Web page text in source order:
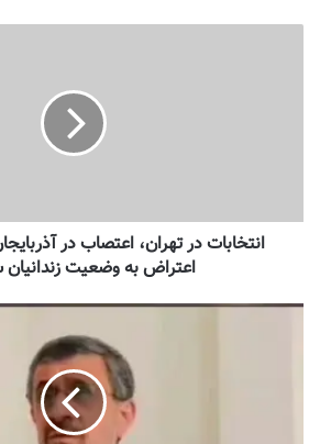
انتخابات در تهران، اعتصاب در
اعتراض به وضعیت